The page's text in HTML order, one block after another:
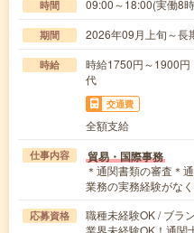
時間 09:00～18:00(実働8
期間 2026年09月上旬～
時給
時給1750円～1900
代
交通費
全額支給
仕事内容 貿易・国際事務
＊通関書類の審査＊
業務の実務経験がな
応募資格
職種未経験OK / ブラ
業界未経験OK！通関